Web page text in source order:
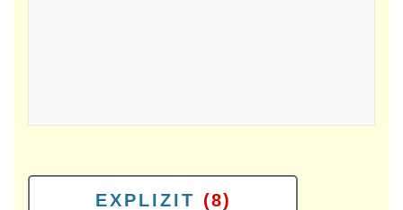
EXPLIZIT (8)